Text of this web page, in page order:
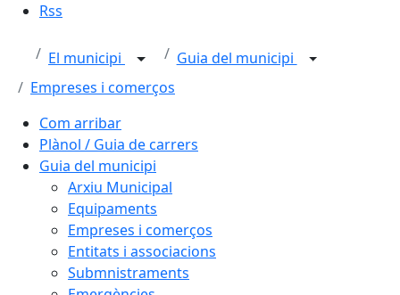
Rss
El municipi
Guia del municipi
Empreses i comerços
Com arribar
Plànol / Guia de carrers
Guia del municipi
Arxiu Municipal
Equipaments
Empreses i comerços
Entitats i associacions
Submnistraments